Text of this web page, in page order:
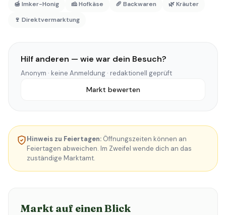
🍯 Imker-Honig 🧀 Hofkäse 🥖 Backwaren
🌿 Kräuter
🍷 Direktvermarktung
Hilf anderen — wie war dein Besuch?
Anonym · keine Anmeldung · redaktionell geprüft
Markt bewerten
Hinweis zu Feiertagen: Öffnungszeiten können an
Feiertagen abweichen. Im Zweifel wende dich an das
zuständige Marktamt.
Markt auf einen Blick